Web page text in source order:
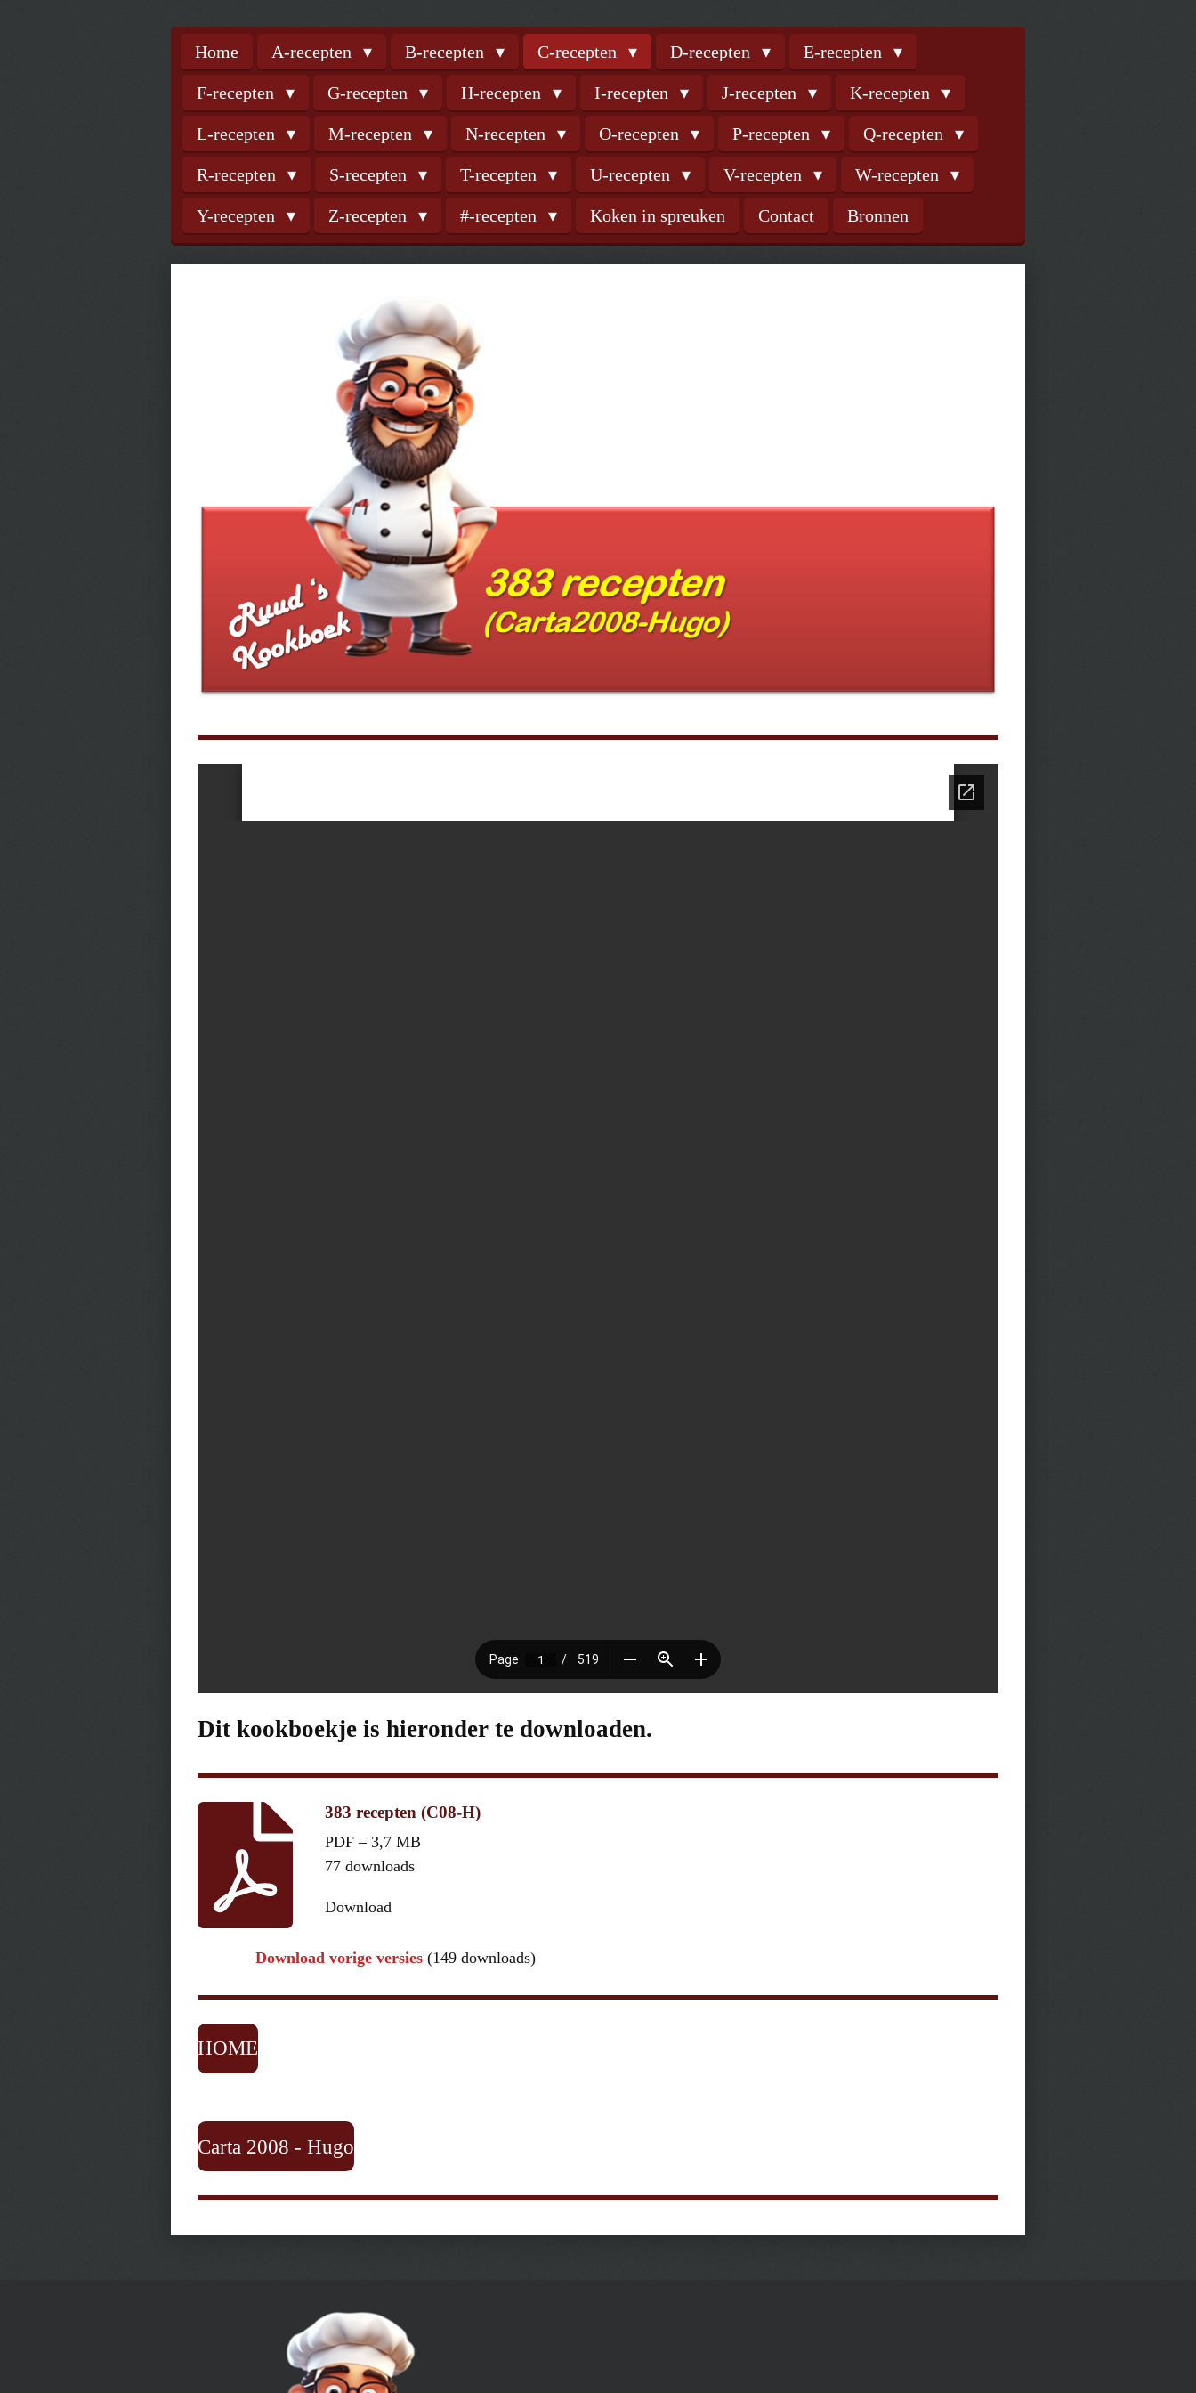
Home A-recepten B-recepten C-recepten D-recepten E-recepten
F-recepten G-recepten H-recepten I-recepten J-recepten K-recepten
L-recepten M-recepten N-recepten O-recepten P-recepten Q-recepten
R-recepten S-recepten T-recepten U-recepten V-recepten W-recepten
Y-recepten Z-recepten #-recepten Koken in spreuken Contact Bronnen
Dit kookboekje is hieronder te downloaden.
383 recepten (C08-H)
PDF – 3,7 MB
77 downloads
Download
Download vorige versies (149 downloads)
HOME
Carta 2008 - Hugo